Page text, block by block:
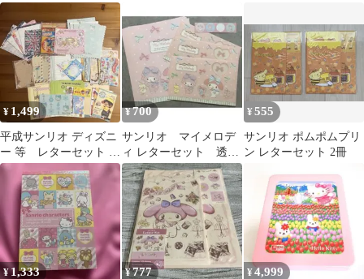
クター コラボ
¥ 1,499
平成サンリオ ディズニ
ー 等 レターセット ま
とめ売り
¥ 700
サンリオ マイメロデ
ィ レターセット 透明
窓タイプ ピンク
¥555
サンリオ ポムポムプリ
ン レターセット 2冊
¥1,333 ¥777 ¥4,999